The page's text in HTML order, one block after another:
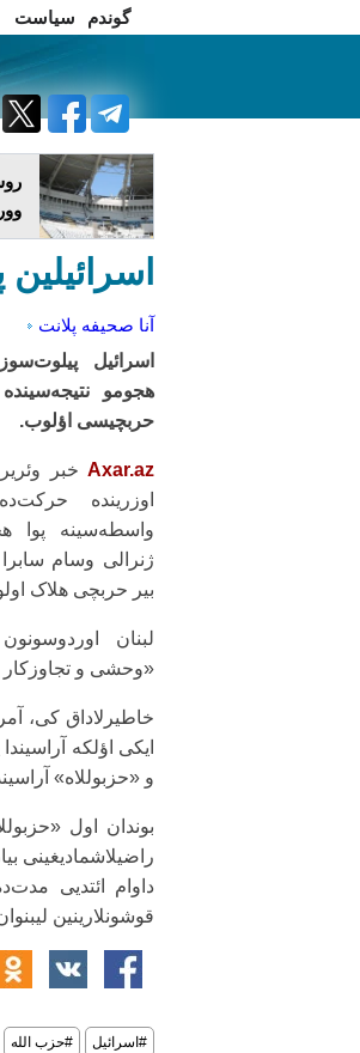
گوندم سیاست
آنا صحیفه پلانت
اسرائیل
هجومو
حربچیسی اؤلوب.
Axar.az خبر
اوزرینده
واسطه‌سینه پوا
ژنرالی وسام
بیر حربچی هلاک
لبنان
«وحشی و تجاوزکار
خاطیرلاداق کی،
ایکی اؤلکه
و «حزبوللاه»
بوندان اول
راضیلاشمادیغینی
داوام ائتدیی
قوشونلارینین
#اسرائیل #حزب الله